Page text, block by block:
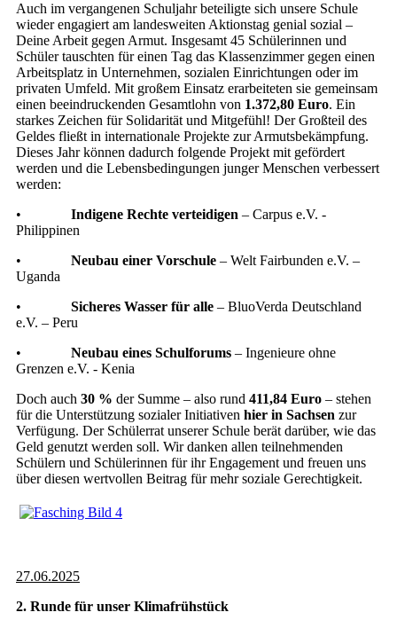
Auch im vergangenen Schuljahr beteiligte sich unsere Schule
wieder engagiert am landesweiten Aktionstag genial sozial –
Deine Arbeit gegen Armut. Insgesamt 45 Schülerinnen und
Schüler tauschten für einen Tag das Klassenzimmer gegen einen
Arbeitsplatz in Unternehmen, sozialen Einrichtungen oder im
privaten Umfeld. Mit großem Einsatz erarbeiteten sie gemeinsam
einen beeindruckenden Gesamtlohn von 1.372,80 Euro. Ein
starkes Zeichen für Solidarität und Mitgefühl! Der Großteil des
Geldes fließt in internationale Projekte zur Armutsbekämpfung.
Dieses Jahr können dadurch folgende Projekt mit gefördert
werden und die Lebensbedingungen junger Menschen verbessert
werden:
• Indigene Rechte verteidigen – Carpus e.V. -
Philippinen
• Neubau einer Vorschule – Welt Fairbunden e.V. –
Uganda
• Sicheres Wasser für alle – BluoVerda Deutschland
e.V. – Peru
• Neubau eines Schulforums – Ingenieure ohne
Grenzen e.V. - Kenia
Doch auch 30 % der Summe – also rund 411,84 Euro – stehen
für die Unterstützung sozialer Initiativen hier in Sachsen zur
Verfügung. Der Schülerrat unserer Schule berät darüber, wie das
Geld genutzt werden soll. Wir danken allen teilnehmenden
Schülern und Schülerinnen für ihr Engagement und freuen uns
über diesen wertvollen Beitrag für mehr soziale Gerechtigkeit.
27.06.2025
2. Runde für unser Klimafrühstück